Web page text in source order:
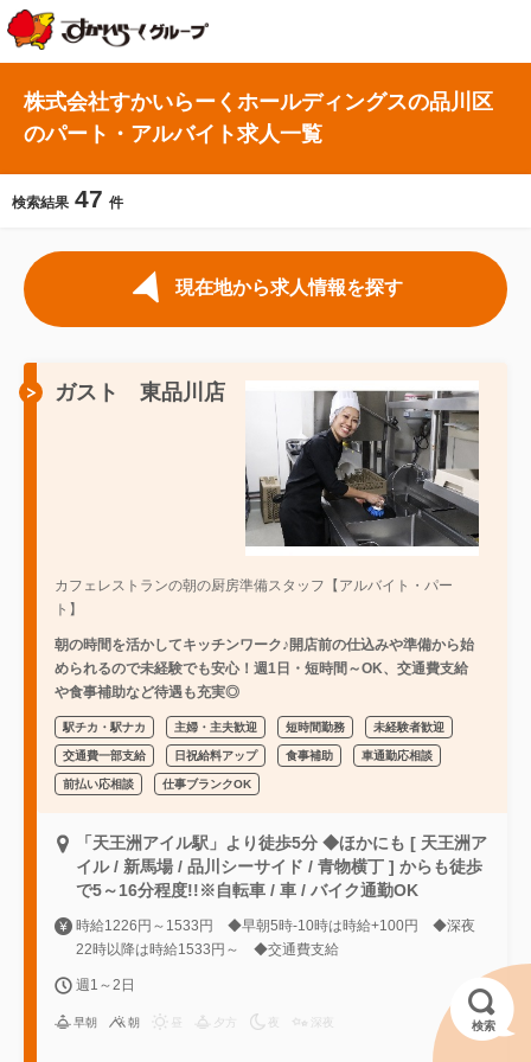
株式会社すかいらーくホールディングスの品川区
のパート・アルバイト求人一覧
検索結果 47 件
現在地から求人情報を探す
ガスト 東品川店
カフェレストランの朝の厨房準備スタッフ【アルバイト・パー
ト】
朝の時間を活かしてキッチンワーク♪開店前の仕込みや準備から始
められるので未経験でも安心！週1日・短時間～OK、交通費支給
や食事補助など待遇も充実◎
駅チカ・駅ナカ 主婦・主夫歓迎 短時間勤務 未経験者歓迎
交通費一部支給 日祝給料アップ 食事補助 車通勤応相談
前払い応相談 仕事ブランクOK
「天王洲アイル駅」より徒歩5分 ◆ほかにも [ 天王洲ア
イル / 新馬場 / 品川シーサイド / 青物横丁 ] からも徒歩
で5～16分程度!!※自転車 / 車 / バイク通勤OK
時給1226円～1533円 ◆早朝5時-10時は時給+100円 ◆深夜
22時以降は時給1533円～ ◆交通費支給
週1～2日
早朝 朝 夕方 夜 深夜 検索